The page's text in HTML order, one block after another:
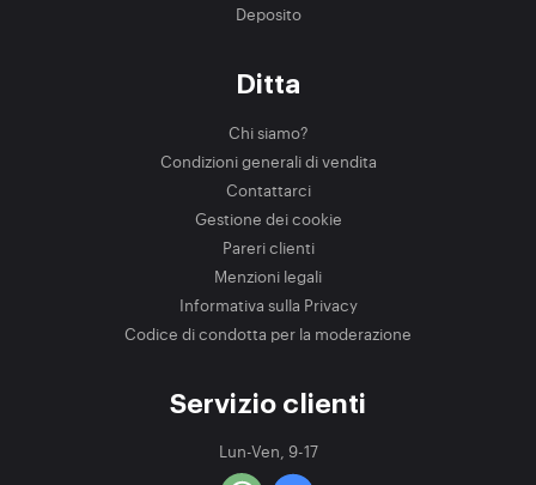
Deposito
Ditta
Chi siamo?
Condizioni generali di vendita
Contattarci
Gestione dei cookie
Pareri clienti
Menzioni legali
Informativa sulla Privacy
Codice di condotta per la moderazione
Servizio clienti
Lun-Ven, 9-17